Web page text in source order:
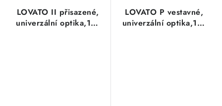
LOVATO II přisazené,
univerzální optika,1W
LOVATO P vestavné,
univerzální optika,1W